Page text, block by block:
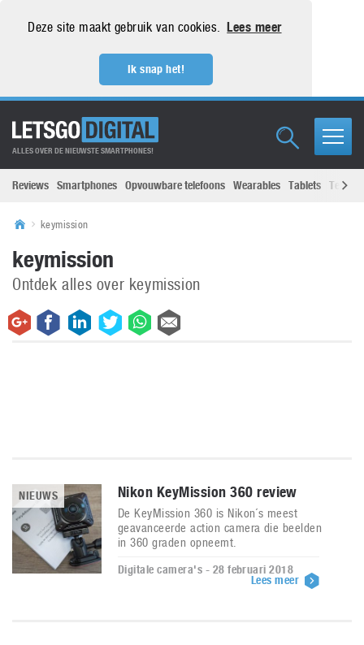
Deze site maakt gebruik van cookies. Lees meer
Ik snap het!
ALLES OVER DE NIEUWSTE SMARTPHONES!
Reviews Smartphones Opvouwbare telefoons Wearables Tablets
keymission
keymission
Ontdek alles over keymission
NIEUWS Nikon KeyMission 360 review
De KeyMission 360 is Nikon´s meest
geavanceerde action camera die beelden
in 360 graden opneemt.
Digitale camera's - 28 februari 2018
Lees meer